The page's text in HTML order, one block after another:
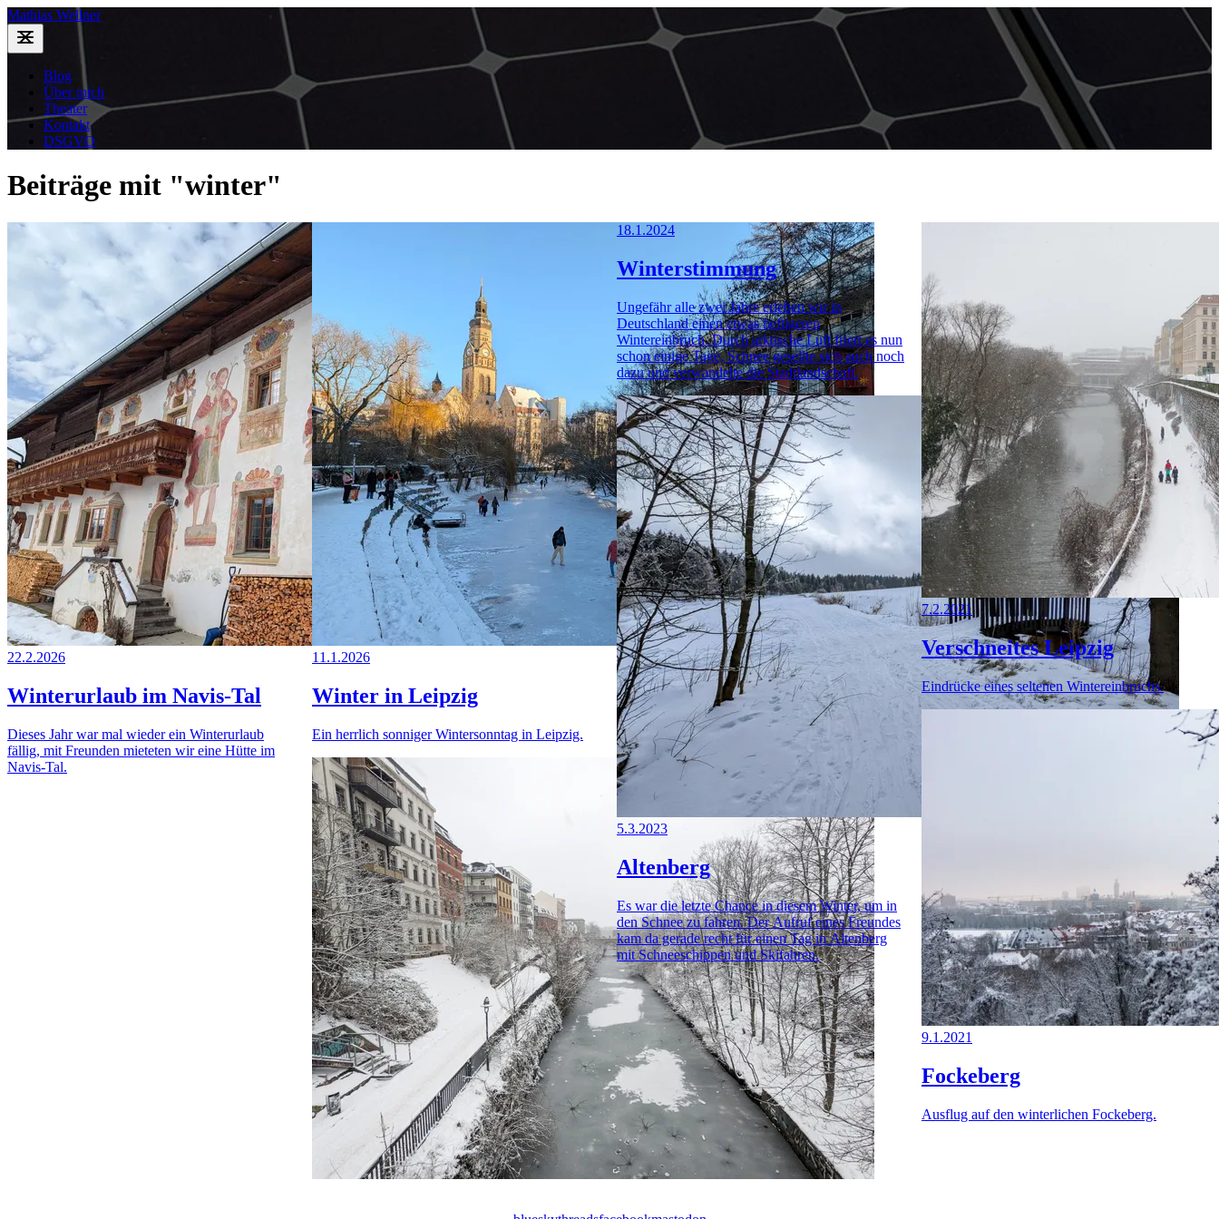
Mathias Wellner
Blog
Über mich
Theater
Kontakt
DSGVO
Beiträge mit "winter"
22.2.2026
Winterurlaub im Navis-Tal
Dieses Jahr war mal wieder ein Winterurlaub
fällig, mit Freunden mieteten wir eine Hütte im
Navis-Tal.
11.1.2026
Winter in Leipzig
Ein herrlich sonniger Wintersonntag in Leipzig.
18.1.2024
Winterstimmung
Ungefähr alle zwei Jahre erleben wir in
Deutschland einen etwas heftigeren
Wintereinbruch. Durch arktische Luft friert es nun
schon einige Tage, Schnee gesellte sich auch noch
dazu und verwandelte die Stadtlandschaft.
5.3.2023
Altenberg
Es war die letzte Chance in diesem Winter, um in
den Schnee zu fahren. Der Aufruf eines Freundes
kam da gerade recht für einen Tag in Altenberg
mit Schneeschippen und Skifahren.
7.2.2021
Verschneites Leipzig
Eindrücke eines seltenen Wintereinbruchs.
9.1.2021
Fockeberg
Ausflug auf den winterlichen Fockeberg.